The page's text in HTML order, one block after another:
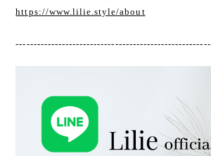
https://www.lilie.style/about
-------------------------------------------------------